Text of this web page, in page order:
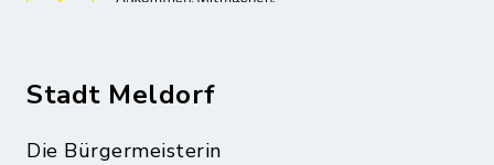
Stadt Meldorf
Die Bürgermeisterin